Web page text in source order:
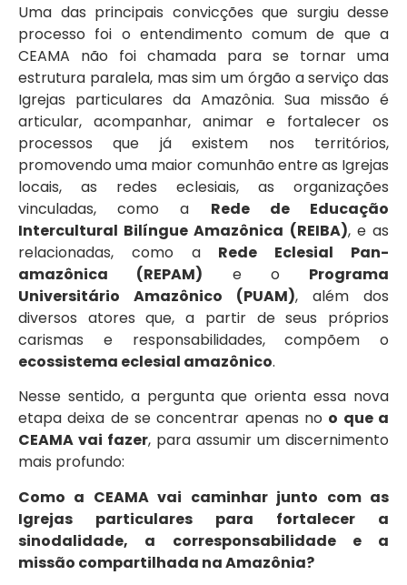
Uma das principais convicções que surgiu desse
processo foi o entendimento comum de que a
CEAMA não foi chamada para se tornar uma
estrutura paralela, mas sim um órgão a serviço das
Igrejas particulares da Amazônia. Sua missão é
articular, acompanhar, animar e fortalecer os
processos que já existem nos territórios,
promovendo uma maior comunhão entre as Igrejas
locais, as redes eclesiais, as organizações
vinculadas, como a Rede de Educação
Intercultural Bilíngue Amazônica (REIBA), e as
relacionadas, como a Rede Eclesial Pan-
amazônica (REPAM) e o Programa
Universitário Amazônico (PUAM), além dos
diversos atores que, a partir de seus próprios
carismas e responsabilidades, compõem o
ecossistema eclesial amazônico.
Nesse sentido, a pergunta que orienta essa nova
etapa deixa de se concentrar apenas no o que a
CEAMA vai fazer, para assumir um discernimento
mais profundo:
Como a CEAMA vai caminhar junto com as
Igrejas particulares para fortalecer a
sinodalidade, a corresponsabilidade e a
missão compartilhada na Amazônia?